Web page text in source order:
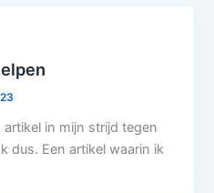
in mijn strijd tegen
dus. Een artikel waarin ik